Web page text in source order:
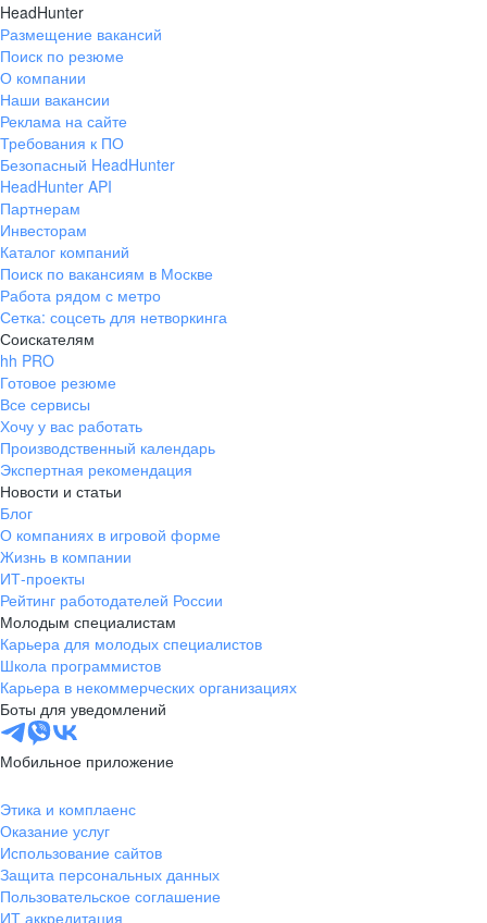
HeadHunter
Размещение вакансий
Поиск по резюме
О компании
Наши вакансии
Реклама на сайте
Требования к ПО
Безопасный HeadHunter
HeadHunter API
Партнерам
Инвесторам
Каталог компаний
Поиск по вакансиям в Москве
Работа рядом с метро
Сетка: соцсеть для нетворкинга
Соискателям
hh PRO
Готовое резюме
Все сервисы
Хочу у вас работать
Производственный календарь
Экспертная рекомендация
Новости и статьи
Блог
О компаниях в игровой форме
Жизнь в компании
ИТ-проекты
Рейтинг работодателей России
Молодым специалистам
Карьера для молодых специалистов
Школа программистов
Карьера в некоммерческих организациях
Боты для уведомлений
Мобильное приложение
Этика и комплаенс
Оказание услуг
Использование сайтов
Защита персональных данных
Пользовательское соглашение
ИТ аккредитация